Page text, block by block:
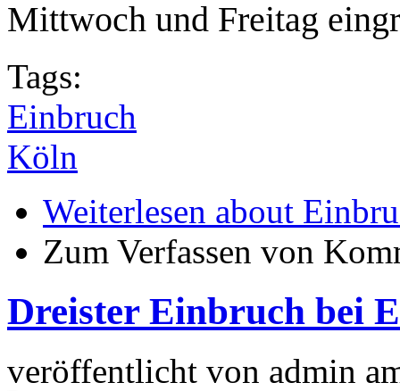
Mittwoch und Freitag
Tags:
Einbruch
Köln
Weiterlesen about
Zum Verfassen von
Dreister Einbruch bei
veröffentlicht von admin